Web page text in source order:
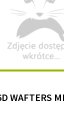
WAFTERS